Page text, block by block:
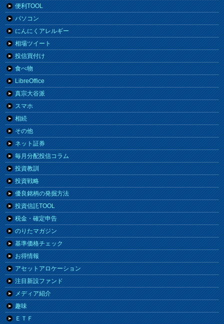
便利TOOL
パソコン
にんにくアレルギー
相場ツイート
投信買付け
食べ物
LibreOffice
真宗大谷派
スマホ
相続
その他
ネット証券
毎月分配投信コラム
投資教訓
投資戦略
優良銘柄の発掘方法
投資信託TOOL
税金・確定申告
のりたマガジン
基準価格チェック
お得情報
アセットアロケーション
注目新設ファンド
メディア紹介
趣味
ＥＴＦ